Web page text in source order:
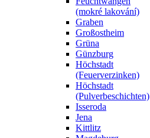
(mokré lakování)
Graben
Großostheim
Grüna
Günzburg
Höchstadt
(Feuerverzinken)
Höchstadt
(Pulverbeschichten)
Isseroda
Jena
Kittlitz